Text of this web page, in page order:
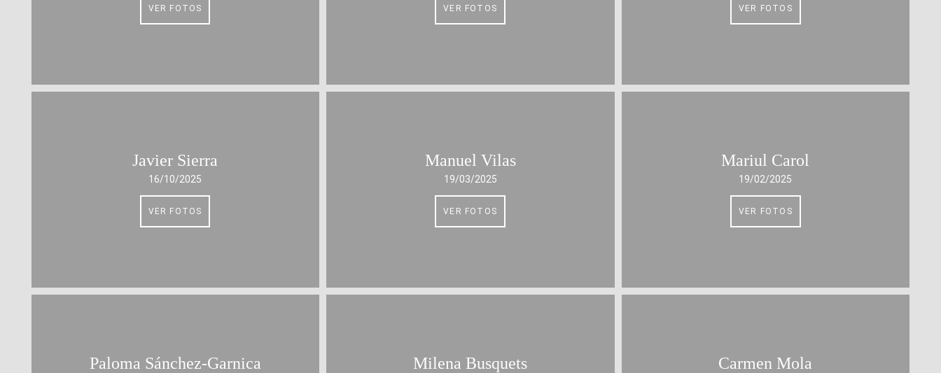
VER FOTOS VER FOTOS VER FOTOS
Javier Sierra
16/10/2025
VER FOTOS
Manuel Vilas
19/03/2025
VER FOTOS
Mariul Carol
19/02/2025
VER FOTOS
Paloma Sánchez-Garnica Milena Busquets Carmen Mola